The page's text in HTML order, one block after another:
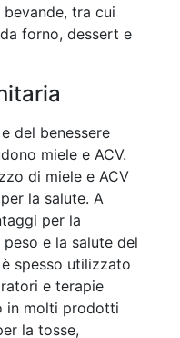
tra cui
forno, dessert e
del benessere
miele e ACV.
di miele e ACV
la salute. A
per la
e la salute del
spesso utilizzato
e terapie
in molti prodotti
la tosse,